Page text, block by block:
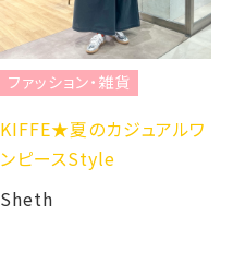
ファッション・雑貨
KIFFE★夏のカジュアルワ
ンピースStyle
Sheth